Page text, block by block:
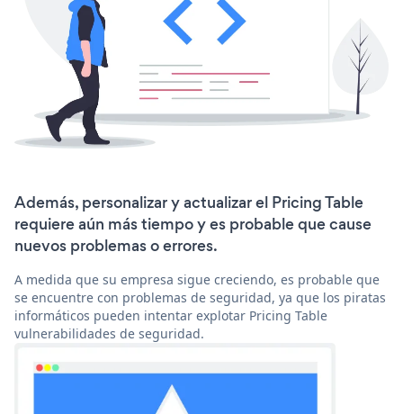
Además, personalizar y actualizar el Pricing Table
requiere aún más tiempo y es probable que cause
nuevos problemas o errores.
A medida que su empresa sigue creciendo, es probable que
se encuentre con problemas de seguridad, ya que los piratas
informáticos pueden intentar explotar Pricing Table
vulnerabilidades de seguridad.